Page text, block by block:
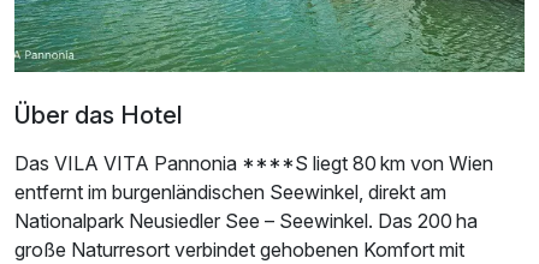
Über das Hotel
Das VILA VITA Pannonia ****S liegt 80 km von Wien
entfernt im burgenländischen Seewinkel, direkt am
Nationalpark Neusiedler See – Seewinkel. Das 200 ha
große Naturresort verbindet gehobenen Komfort mit